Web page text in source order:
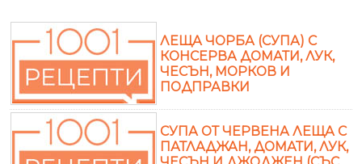
ЛЕЩА ЧОРБА (СУПА) С
КОНСЕРВА ДОМАТИ, ЛУК,
ЧЕСЪН, МОРКОВ И
ПОДПРАВКИ
СУПА ОТ ЧЕРВЕНА ЛЕЩА С
ПАТЛАДЖАН, ДОМАТИ, ЛУК,